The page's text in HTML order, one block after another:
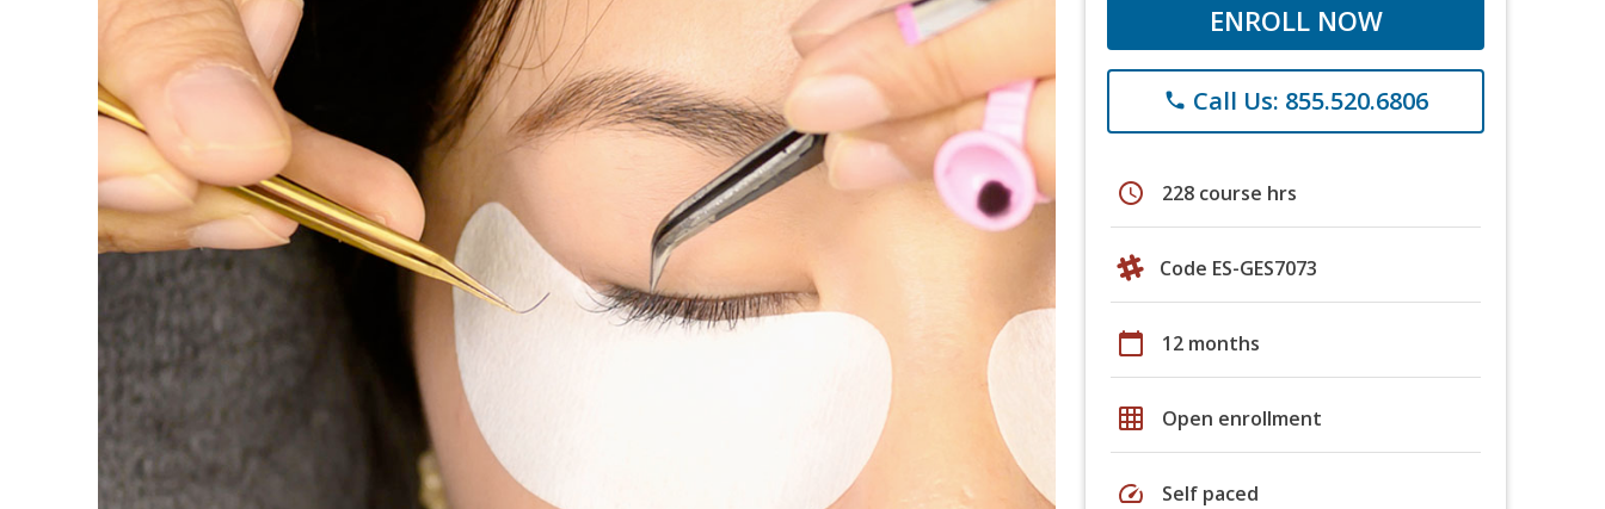
ENROLL NOW
phone Call Us: 855.520.6806
schedule 228 course hrs
Code ES-GES7073
calendar_today 12 months
grid_on Open enrollment
speed Self paced